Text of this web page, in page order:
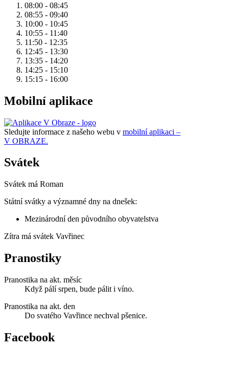
08:00 - 08:45
08:55 - 09:40
10:00 - 10:45
10:55 - 11:40
11:50 - 12:35
12:45 - 13:30
13:35 - 14:20
14:25 - 15:10
15:15 - 16:00
Mobilní aplikace
Sledujte informace z našeho webu v mobilní aplikaci –
V OBRAZE.
Svátek
Svátek má Roman
Státní svátky a významné dny na dnešek:
Mezinárodní den původního obyvatelstva
Zítra má svátek Vavřinec
Pranostiky
Pranostika na akt. měsíc
Když pálí srpen, bude pálit i víno.
Pranostika na akt. den
Do svatého Vavřince nechval pšenice.
Facebook